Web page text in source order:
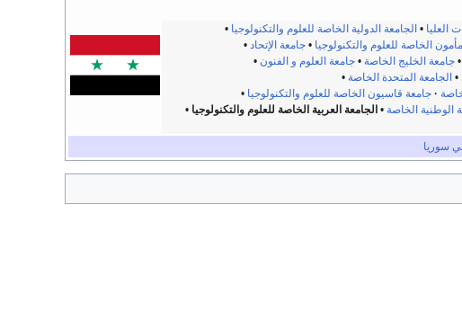
العليا •الجامعة الدولية الخاصة للعلوم والتكنولوجيا •
الخاصة للعلوم والتكنولوجيا •جامعة الإتحاد •
•جامعة الخليج الخاصة •جامعة العلوم و الفنون •
•الجامعة المتحدة الخاصة •
· جامعة قاسيون الخاصة للعلوم والتكنولوجيا •
الوطنية الخاصة •الجامعة العربية الخاصة للعلوم والتكنولوجيا •
سوريا